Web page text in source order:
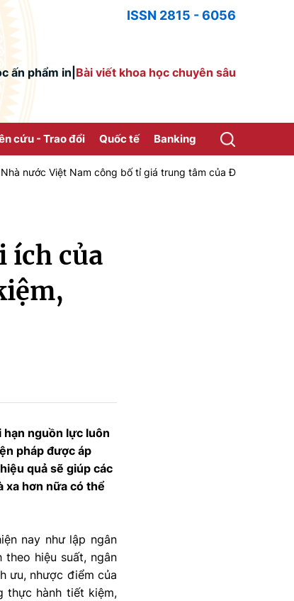
ISSN 2815 - 6056
ấn phẩm in Bài viết khoa học chuyên sâu
cứu - Trao đổi Quốc tế Banking
Nam công bố tỉ giá trung tâm của Đồng Việt Nam với Đô
ích của
nguồn lực luôn
pháp được áp
quả sẽ giúp các
xa hơn nữa có thể
nay như lập ngân
hiệu suất, ngân
ưu, nhược điểm của
thực hành tiết kiệm,